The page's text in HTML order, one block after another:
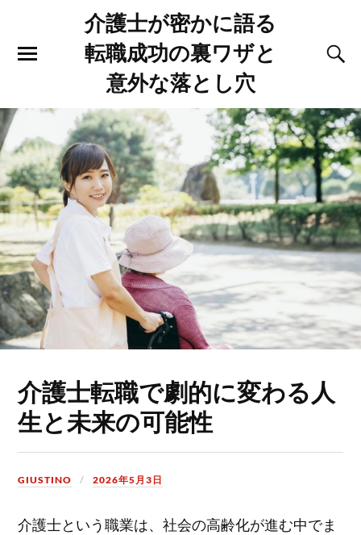
介護士が密かに語る
転職成功の裏ワザと
意外な落とし穴
介護士転職で劇的に変わる人
生と未来の可能性
GIUSTINO 2026年5月3日
介護士という職業は、社会の高齢化が進む中でま